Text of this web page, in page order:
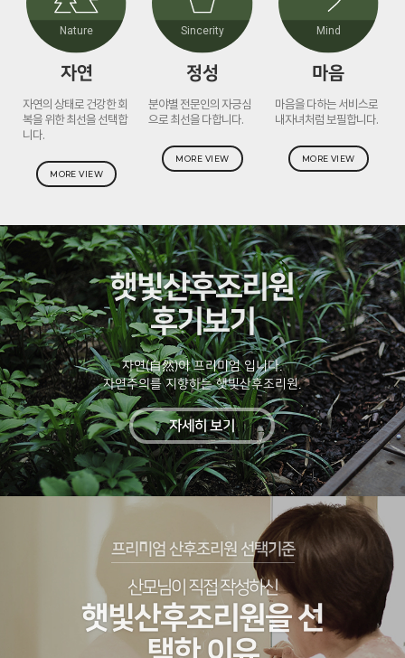
Nature
자연
자연의 상태로 건강한 회
복을 위한 최선을 선택합
니다.
MORE VIEW
Sincerity
정성
분야별 전문인의 자긍심
으로 최선을 다합니다.
MORE VIEW
Mind
마음
마음을 다하는 서비스로
내자녀처럼 보필합니다.
MORE VIEW
햇빛산후조리원
후기보기
자연(自然)이 프리미엄 입니다.
자연주의를 지향하는 햇빛산후조리원.
자세히 보기
프리미엄 산후조리원 선택기준
산모님이 직접 작성하신
햇빛산후조리원을 선